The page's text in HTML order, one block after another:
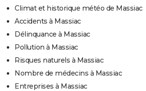
Climat et historique météo de Massiac
Accidents à Massiac
Délinquance à Massiac
Pollution à Massiac
Risques naturels à Massiac
Nombre de médecins à Massiac
Entreprises à Massiac